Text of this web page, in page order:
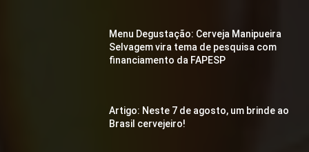
Menu Degustação: Cerveja Manipueira
Selvagem vira tema de pesquisa com
financiamento da FAPESP
Artigo: Neste 7 de agosto, um brinde ao
Brasil cervejeiro!